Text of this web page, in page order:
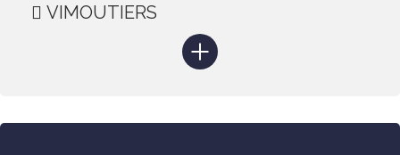
VIMOUTIERS